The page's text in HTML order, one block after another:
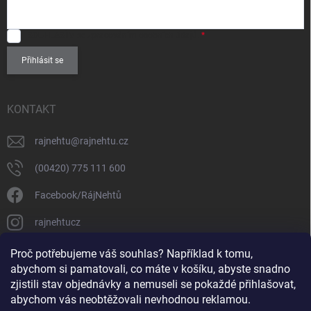
Proč potřebujeme váš souhlas? Například k tomu,
abychom si pamatovali, co máte v košíku, abyste snadno
zjistili stav objednávky a nemuseli se pokaždé přihlašovat,
abychom vás neobtěžovali nevhodnou reklamou.
Přihlásit se
KONTAKT
rajnehtu@rajnehtu.cz
(00420) 775 111 600
Facebook/RájNehtů
rajnehtucz
https://www.youtube.com/@RajnehtuCzc